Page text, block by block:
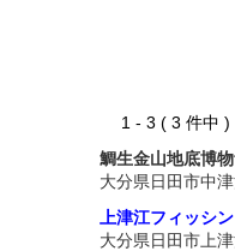
1 - 3 ( 3 件
鯛生金山地底博
大分県日田市中
上津江フィッシ
大分県日田市上